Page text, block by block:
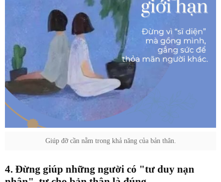
Giúp đỡ cần nằm trong khả năng của bản thân.
‏4. Đừng giúp những người có "tư duy nạn